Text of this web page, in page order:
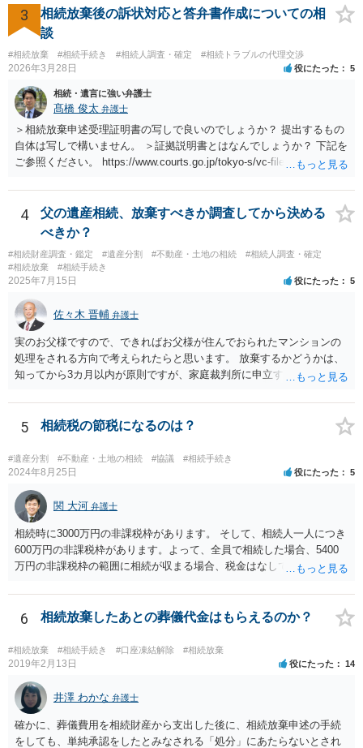
3
相続放棄後の訴状対応と答弁書作成についての相
談
#相続放棄 #相続手続き #相続人調査・確定 #相続トラブルの代理交渉
2026年3月28日 役にたった 5
相続・遺言に強い弁護士
髙橋 俊太 弁護士
＞相続放棄申述受理証明書の写しで良いのでしょうか？ 提出するもの
自体は写しで構いません。 ＞証拠説明書とはなんでしょうか？ 下記を
ご参照ください。 https://www.courts.go.jp/tokyo-s/vc-files/tokyo-s/file/
4
父の遺産相続、放棄すべきか調査してから決める
べきか？
#相続財産調査・鑑定 #遺産分割 #不動産・土地の相続
#相続人調査・確定
#相続放棄
#相続手続き
2025年7月15日 役にたった 5
佐々木 晋輔 弁護士
実のお父様ですので、できればお父様が住んでおられたマンションの
処理をされる方向で考えられたらと思います。 放棄するかどうかは、
知ってから3カ月以内が原則ですが、家庭裁判所に申立すれば3カ月の
放棄するかどうか決めることができます。 銀行やサラ金が数年も放置
することはありませんので、数年後に借金が発見される可能性はほぼ
ありません。 なお、私が扱った相続放棄を検討していた案件で、期間
伸長して調査したところ、サラ金に対する過払金など相当な財産が見
つかったため相続したという事例がありました。
5 相続税の節税になるのは？
#遺産分割 #不動産・土地の相続 #協議 #相続手続き
2024年8月25日 役にたった 5
関 大河 弁護士
相続時に3000万円の非課税枠があります。 そして、相続人一人につき
600万円の非課税枠があります。よって、全員で相続した場合、5400
万円の非課税枠の範囲に相続が収まる場合、税金はなしです。 一人が
範囲となります。 一般的には、全員で相続する方が税金はお得です。
また、全員で相続しても、話し合いの結果、親がすべて相続と決める
こともできます。この場合でも相続の非課税枠は、全員で相続した540
0万円分使えます。 父が亡くなり、母が全部相続すると、母から三人
で相続する際は、4800万円が非課税枠となります。 そうすると、母が
亡くなってから相続すると、両親のどちらかが亡くなってから相続す
るより非課税の枠が減少します。 計画的に相続をするのがおすすめと
いうことになります。これ以外にも気をつける点はあるかもしれませ
んので、一度相談して想定するのがおすすめと思います。
6 相続放棄したあとの葬儀代金はもらえるのか？
#相続放棄 #相続手続き #口座凍結解除 #相続放棄
2019年2月13日 役にたった 14
井澤 わかな 弁護士
確かに、葬儀費用を相続財産から支出した後に、相続放棄申述の手続
をしても、単純承認をしたとみなされる「処分」にあたらないとされ